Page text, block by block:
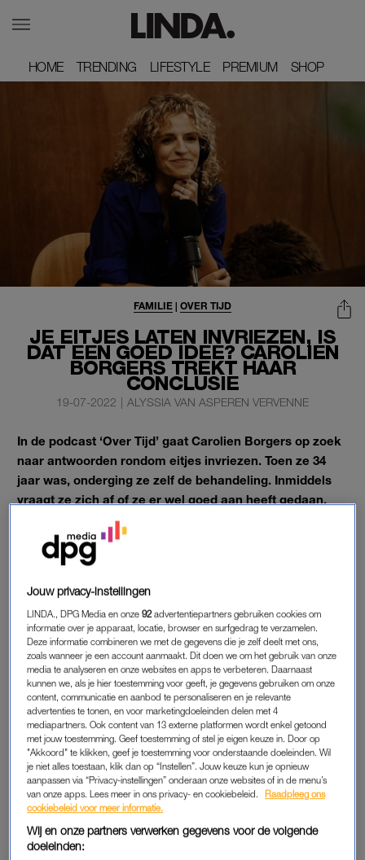
HOME
HOME TRENDING
TRENDING LIFESTYLE
LIFESTYLE PREMIUM
PREMIUM SHOP
SHOP
JE EITJES LATEN INVRIEZEN, IS
DAT EEN GOED IDEE? CAROLIEN
BORGERS TREKT HAAR
CONCLUSIE
FAMILIE | OVER TIJD
19-07-2022 | ALYSSIA VAN ASPEREN VERVENNE
In de podcast ‘Over Tijd’ gaat Carolien Borgers op zoek
naar antwoorden rondom eitjes invriezen. Toen ze 34
jaar was, onderging ze zelf de behandeling. Inmiddels
vraagt ze zich af of ze er wel goed aan heeft gedaan.
Na twee afleveringen, een hoop antwoorden van specialisten
en de openhartige verhalen van verschillende vrouwen, trekt
Carolien haar conclusie.
Jouw privacy-instellingen
LINDA., DPG Media en onze92 advertentiepartners gebruiken cookies om
informatie over je apparaat, locatie, browser en surfgedrag te verzamelen.
Deze informatie combineren we met de gegevens die je zelf deelt met ons,
zoals wanneer je een account aanmaakt. Dit doen we om het gebruik van onze
media te analyseren en onze websites en apps te verbeteren. Daarnaast
kunnen we, als je hier toestemming voor geeft, je gegevens gebruiken om onze
content, communicatie en aanbod te personaliseren en je relevante
advertenties te tonen, en voor marketingdoeleinden delen met 4
mediapartners. Ook content van 13 externe platformen wordt enkel getoond
met jouw toestemming. Geef toestemming of stel je eigen keuze in. Door op
"Akkoord" te klikken, geef je toestemming voor onderstaande doeleinden. Wil
je niet alles toestaan, klik dan op “Instellen”. Jouw keuze kun je opnieuw
aanpassen via “Privacy-instellingen” onderaan onze websites of in de menu’s
van onze apps. Lees meer in ons privacy- en cookiebeleid.
Raadpleeg ons
cookiebeleid voor meer informatie.
Wij en onze partners verwerken gegevens voor de volgende
doeleinden: